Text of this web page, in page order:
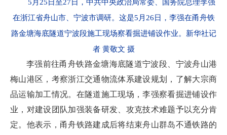
5月25日至27日，中共中央政治局常委、国务院总理李强
在浙江省舟山市、宁波市调研。这是5月26日，李强在甬舟铁
路金塘海底隧道宁波段施工现场察看掘进铺设作业。新华社记
者 黄敬文 摄
李强前往甬舟铁路金塘海底隧道宁波段、宁波舟山港
梅山港区，考察浙江交通物流体系建设规划，了解大宗商
品运输加工情况。在隧道施工现场，李强察看掘进铺设作
业，对建设团队加强装备研发、攻克技术难题予以充分肯
定。他表示，甬舟铁路建成后将结束舟山群岛不通铁路的